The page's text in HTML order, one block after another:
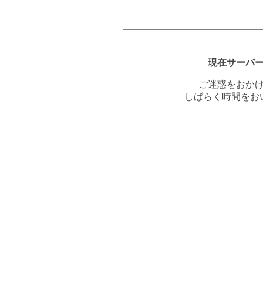
現在サーバ
ご迷惑をおか
しばらく時間を